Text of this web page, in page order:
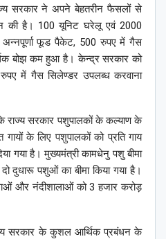
सरकार ने अपने बेहतरीन फैसलों से
की है। 100 यूनिट घरेलू एवं 2000
अन्नपूर्णा फूड पैकेट, 500 रुपए में गैस
बोझ कम हुआ है। केन्द्र सरकार को
में गैस सिलेण्डर उपलब्ध करवाना
सरकार पशुपालकों के कल्याण के
गायों के लिए पशुपालकों को प्रति गाय
गया है। मुख्यमंत्री कामधेनु पशु बीमा
दुधारू पशुओं का बीमा किया गया है।
और नंदीशालाओं को 3 हजार करोड़
सरकार के कुशल आर्थिक प्रबंधन के